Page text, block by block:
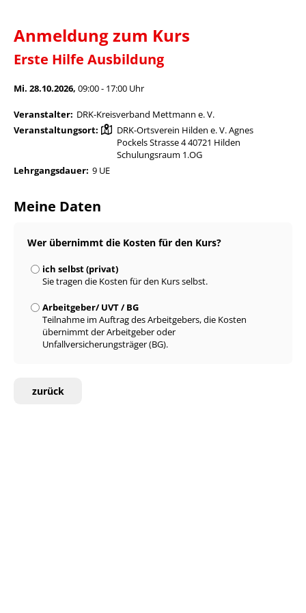
Anmeldung zum Kurs
Erste Hilfe Ausbildung
Mi. 28.10.2026, 09:00 - 17:00 Uhr
Veranstalter: DRK-Kreisverband Mettmann e. V.
Veranstaltungsort:
DRK-Ortsverein Hilden e. V. Agnes
Pockels Strasse 4 40721 Hilden
Schulungsraum 1.OG
Lehrgangsdauer: 9 UE
Meine Daten
Wer übernimmt die Kosten für den Kurs?
ich selbst (privat)
Sie tragen die Kosten für den Kurs selbst.
Arbeitgeber/ UVT / BG
Teilnahme im Auftrag des Arbeitgebers, die Kosten
übernimmt der Arbeitgeber oder
Unfallversicherungsträger (BG).
zurück